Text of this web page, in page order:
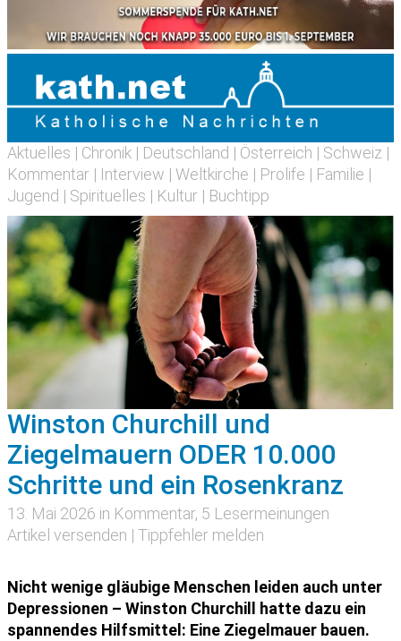
Aktuelles | Chronik | Deutschland | Österreich | Schweiz |
Kommentar | Interview | Weltkirche | Prolife | Familie |
Jugend | Spirituelles | Kultur | Buchtipp
Winston Churchill und
Ziegelmauern ODER 10.000
Schritte und ein Rosenkranz
13. Mai 2026 in Kommentar, 5 Lesermeinungen
Artikel versenden | Tippfehler melden
Nicht wenige gläubige Menschen leiden auch unter
Depressionen – Winston Churchill hatte dazu ein
spannendes Hilfsmittel: Eine Ziegelmauer bauen.